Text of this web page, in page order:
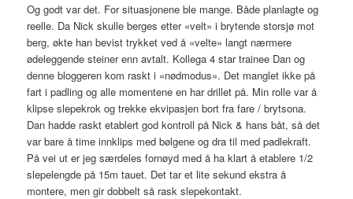
Og godt var det. For situasjonene ble mange. Både planlagte og
reelle. Da Nick skulle berges etter «velt» i brytende storsjø mot
berg, økte han bevist trykket ved å «velte» langt nærmere
ødeleggende steiner enn avtalt. Kollega 4 star trainee Dan og
denne bloggeren kom raskt i «nødmodus». Det manglet ikke på
fart i padling og alle momentene en har drillet på. Min rolle var å
klipse slepekrok og trekke ekvipasjen bort fra fare / brytsona.
Dan hadde raskt etablert god kontroll på Nick & hans båt, så det
var bare å time innklips med bølgene og dra til med padlekraft.
På vei ut er jeg særdeles fornøyd med å ha klart å etablere 1/2
slepelengde på 15m tauet. Det tar et lite sekund ekstra å
montere, men gir dobbelt så rask slepekontakt.